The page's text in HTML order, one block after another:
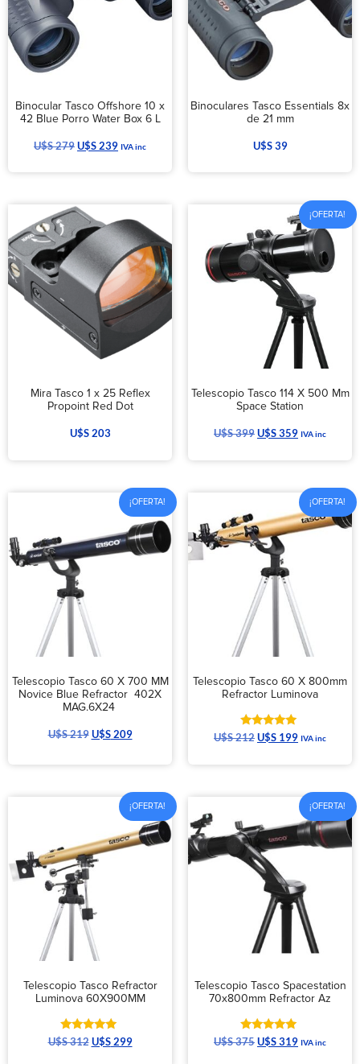
Binocular Tasco Offshore 10 x
42 Blue Porro Water Box 6 L
U$S279U$S239 IVA inc
Binoculares Tasco Essentials 8x
de 21 mm
U$S39
Mira Tasco 1 x 25 Reflex
Propoint Red Dot
U$S203
¡OFERTA!
Telescopio Tasco 114 X 500 Mm
Space Station
U$S399U$S359 IVA inc
¡OFERTA!
Telescopio Tasco 60 X 700 MM
Novice Blue Refractor 402X
MAG.6X24
U$S219 U$S209
¡OFERTA!
Telescopio Tasco 60 X 800mm
Refractor Luminova
Valorado
con
U$S212U$S 199 IVA inc
¡OFERTA!
Telescopio Tasco Refractor
Luminova 60X900MM
Valorado
con
U$S312 U$S299
¡OFERTA!
Telescopio Tasco Spacestation
70x800mm Refractor Az
Valorado
con
U$S375U$S319 IVA inc